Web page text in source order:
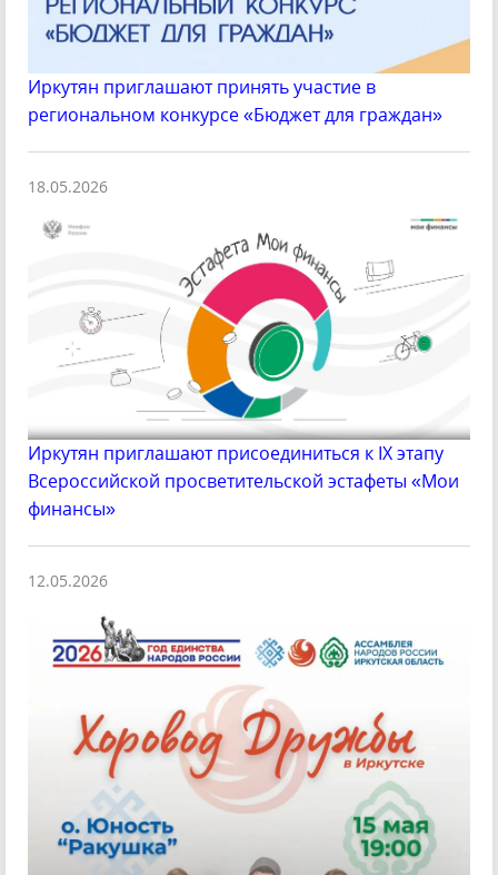
Иркутян приглашают принять участие в
региональном конкурсе «Бюджет для граждан»
18.05.2026
Иркутян приглашают присоединиться к IX этапу
Всероссийской просветительской эстафеты «Мои
финансы»
12.05.2026